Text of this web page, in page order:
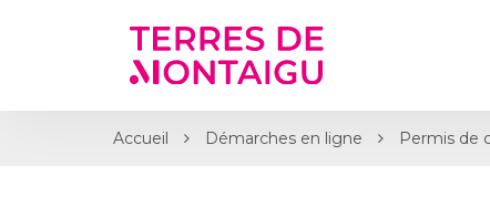
Accueil Démarches en ligne Permis de